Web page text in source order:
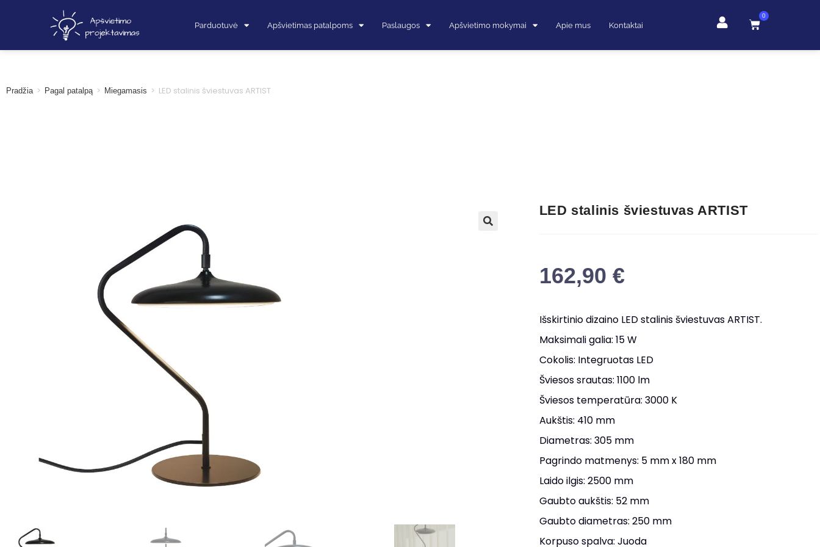
Parduotuvė Apšvietimas patalpoms Paslaugos Apšvietimo mokymai Apie mus Kontaktai
0
Pradžia > Pagal patalpą > Miegamasis > LED stalinis šviestuvas ARTIST
LED stalinis šviestuvas ARTIST
162,90 €
Išskirtinio dizaino LED stalinis šviestuvas ARTIST.
Maksimali galia: 15 W
Cokolis: Integruotas LED
Šviesos srautas: 1100 lm
Šviesos temperatūra: 3000 K
Aukštis: 410 mm
Diametras: 305 mm
Pagrindo matmenys: 5 mm x 180 mm
Laido ilgis: 2500 mm
Gaubto aukštis: 52 mm
Gaubto diametras: 250 mm
Korpuso spalva: Juoda